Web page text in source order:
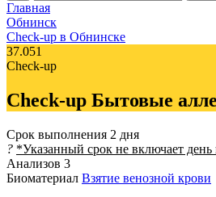
Главная
Обнинск
Check-up в Обнинске
37.051
Check-up
Check-up Бытовые
Срок выполнения 2 дня
? *Указанный срок не включает день
Анализов 3
Биоматериал Взятие венозной крови